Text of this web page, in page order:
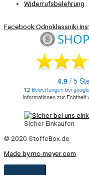
Widerrufsbelehrung
FacebookOdnoklassniki
Sicher Einkaufen
© 2020 StoffeBox.de
Made by mc-meyer.com